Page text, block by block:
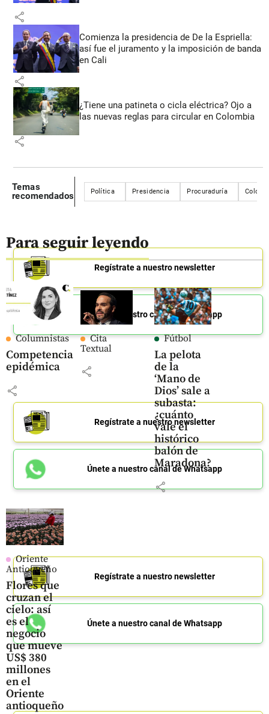
share
Comienza la presidencia de De la Espriella:
así fue el juramento y la imposición de banda
en Cali
share
¿Tiene una patineta o cicla eléctrica? Ojo a
las nuevas reglas para circular en Colombia
share
Temas
recomendados
Política Presidencia Procuraduría
Para seguir leyendo
Columnistas
Competencia
epidémica
share
Cita
Textual
share
Fútbol
La pelota
de la
‘Mano de
Dios’ sale a
subasta:
¿cuánto
vale el
histórico
balón de
Maradona?
share
Oriente
Antioqueño
Flores que
cruzan el
cielo: así
es el
negocio
que mueve
US$ 380
millones
en el
Oriente
antioqueño
Regístrate a nuestro newsletter
Únete a nuestro canal de Whatsapp
Regístrate a nuestro newsletter
Únete a nuestro canal de Whatsapp
Regístrate a nuestro newsletter
Únete a nuestro canal de Whatsapp